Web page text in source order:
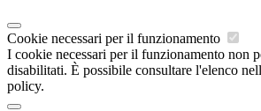
Cookie necessari per il funzionamento
I cookie necessari per il funzionamento non
disabilitati. È possibile consultare l'elenco
policy.